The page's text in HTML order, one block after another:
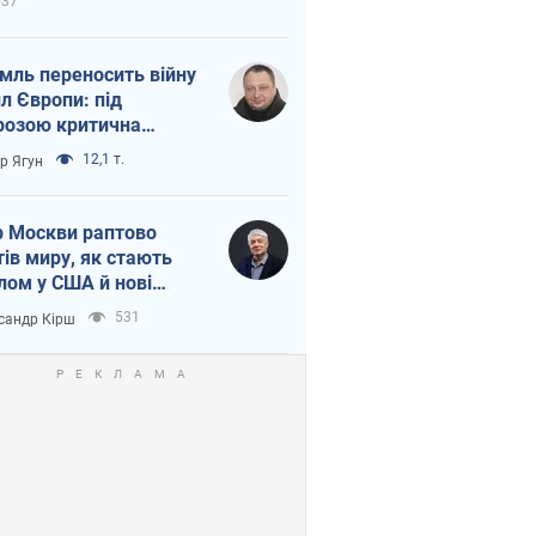
переносить війну
Європи: під
критична
Ягун 12,1 т.
Москви раптово
миру, як стають
у США й нові
топ-рейтинги
Кірш 531